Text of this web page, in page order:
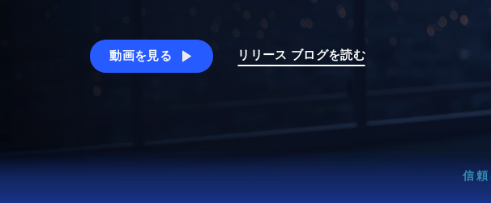
動画を見る リリース ブログを読む
信